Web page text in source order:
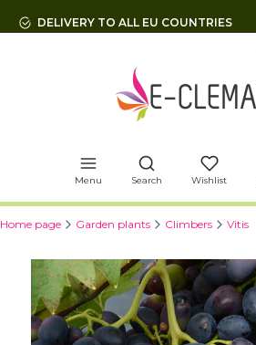
DELIVERY TO ALL EU COUNTRIES
Menu
Open search engine
Search Wishlist
Home page Garden plants Climbers Vitis